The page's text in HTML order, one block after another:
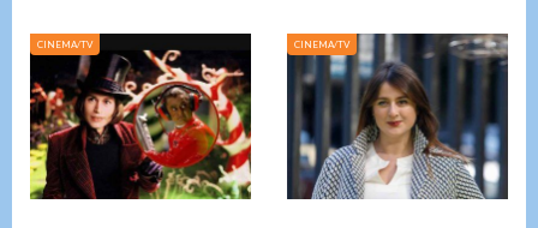
CINEMA/TV CINEMA/TV